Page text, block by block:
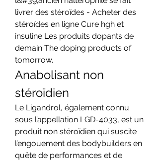
livrer des stéroïdes - Acheter des
stéroïdes en ligne Cure hgh et
insuline Les produits dopants de
demain The doping products of
tomorrow.
Anabolisant non
stéroïdien
Le Ligandrol, également connu
sous l’appellation LGD-4033, est un
produit non stéroïdien qui suscite
l’engouement des bodybuilders en
quête de performances et de